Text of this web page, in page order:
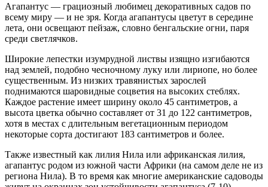
Агапантус — грациозный любимец декоративных садов по
всему миру — и не зря. Когда агапантусы цветут в середине
лета, они освещают пейзаж, словно бенгальские огни, паря
среди светлячков.
Широкие лепестки изумрудной листвы изящно изгибаются
над землей, подобно чесночному луку или лириопе, но более
существенным. Из низких травянистых зарослей
поднимаются шаровидные соцветия на высоких стеблях.
Каждое растение имеет ширину около 45 сантиметров, а
высота цветка обычно составляет от 31 до 122 сантиметров,
хотя в местах с длительным вегетационным периодом
некоторые сорта достигают 183 сантиметров и более.
Также известный как лилия Нила или африканская лилия,
агапантус родом из южной части Африки (на самом деле не из
региона Нила). В то время как многие американские садоводы